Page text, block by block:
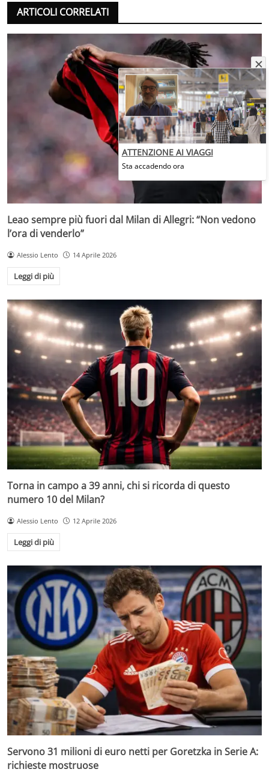
ARTICOLI CORRELATI
Leao sempre più fuori dal Milan di Allegri: “Non vedono
l’ora di venderlo”
Alessio Lento 14 Aprile 2026
Leggi di più
Torna in campo a 39 anni, chi si ricorda di questo
numero 10 del Milan?
Alessio Lento 12 Aprile 2026
Leggi di più
Servono 31 milioni di euro netti per Goretzka in Serie A:
richieste mostruose
ATTENZIONE AI VIAGGI
Sta accadendo ora